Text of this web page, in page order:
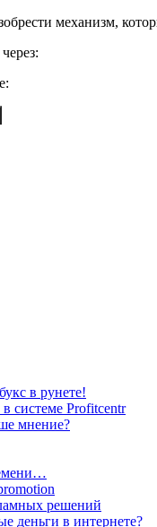
механизм,
в рунете!
системе Profitcentr
мнение?
решений
деньги в интернете?